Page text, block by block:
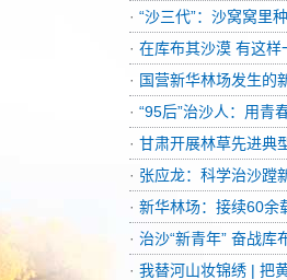
· “沙三代”：沙窝窝里
· 在库布其沙漠 有这样
· 国营新华林场发生的
· “95后”治沙人：用青
· 甘肃开展林草先进典
· 张应龙：科学治沙蹚
· 新华林场：接续60余
· 治沙“新青年” 奋战库
· 我替河山妆锦绣 | 把